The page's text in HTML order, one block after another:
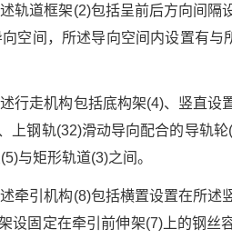
轨道框架(2)包括呈前后方向间隔
空间，所述导向空间内设置有与
行走机构包括底构架(4)、竖直设
上钢轨(32)滑动导向配合的导轨
与矩形轨道(3)之间。
牵引机构(8)包括横置设置在所述
设固定在牵引前伸架(7)上的钢丝